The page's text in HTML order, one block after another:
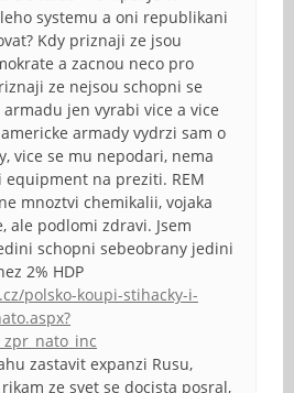
systemu a oni republikani
Kdy priznaji ze jsou
a zacnou neco pro
ze nejsou schopni se
jen vyrabi vice a vice
armady vydrzi sam o
vice se mu nepodari, nema
equipment na preziti. REM
mnoztvi chemikalii, vojaka
ale podlomi zdravi. Jsem
schopni sebeobrany jedini
2% HDP
polsko-koupi-stihacky-i-
zastavit expanzi Rusu,
ze svet se docista posral,